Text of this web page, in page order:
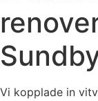
Vi kopplade in